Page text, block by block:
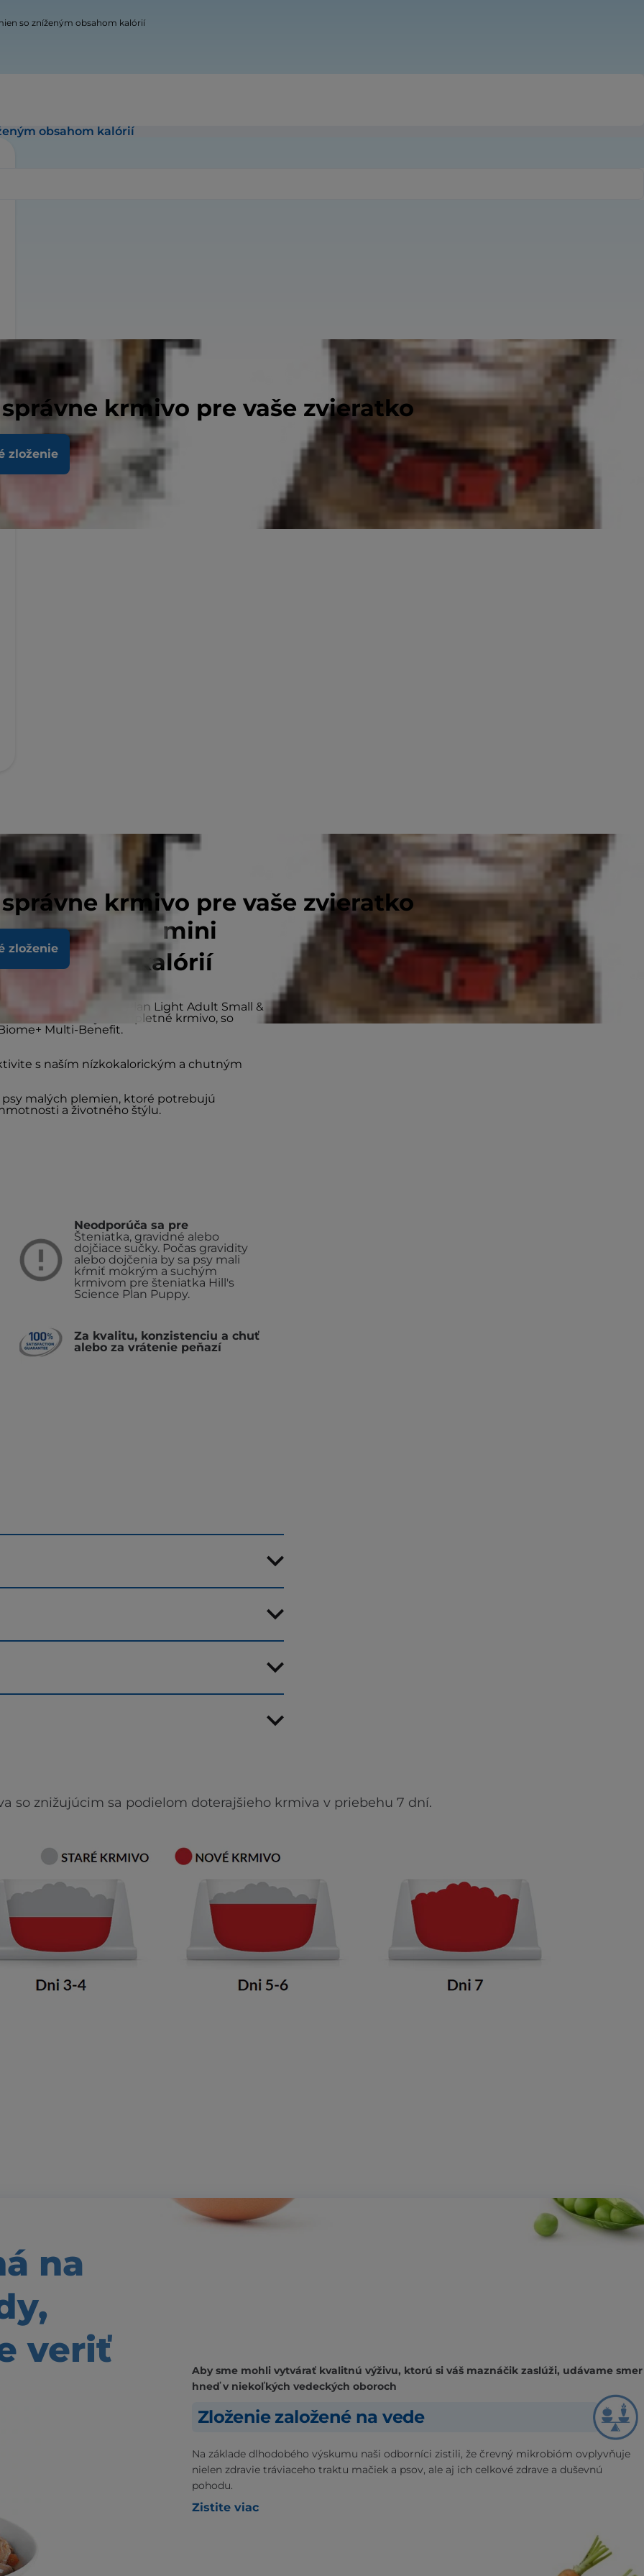
krmivo pre vaše zvieratko
zloženie
krmivo pre vaše zvieratko
zloženie
so zníženým obsahom kalórií
obsahom kalórií
malých a mini
obsahom kalórií
Hill's Science Plan Light Adult Small &
mäsom je kompletné krmivo, so
Multi-Benefit.
s naším nízkokalorickým a chutným
malých plemien, ktoré potrebujú
a životného štýlu.
Neodporúča sa pre
Šteniatka, gravidné alebo
dojčiace sučky. Počas gravidity
alebo dojčenia by sa psy mali
kŕmiť mokrým a suchým
krmivom pre šteniatka Hill's
Science Plan Puppy.
Za kvalitu, konzistenciu a chuť
alebo za vrátenie peňazí
so znižujúcim sa podielom doterajšieho krmiva v priebehu 7 dní.
na
veriť
Aby sme mohli vytvárať kvalitnú výživu, ktorú si váš maznáčik zaslúži, udávame smer
hneď v niekoľkých vedeckých oboroch
Zloženie založené na vede
Na základe dlhodobého výskumu naši odborníci zistili, že črevný mikrobióm ovplyvňuje
nielen zdravie tráviaceho traktu mačiek a psov, ale aj ich celkové zdrave a duševnú
pohodu.
Zistite viac